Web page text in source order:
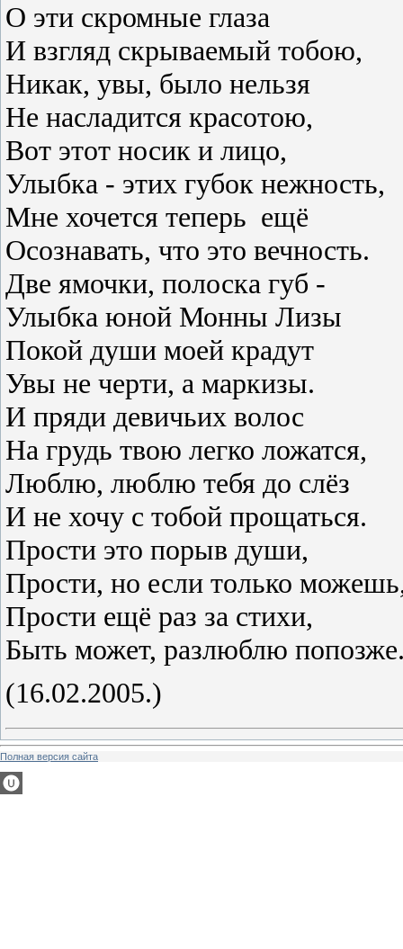
О эти скромные глаза
И взгляд скрываемый тобою,
Никак, увы, было нельзя
Не насладится красотою,
Вот этот носик и лицо,
Улыбка - этих губок нежность,
Мне хочется теперь ещё
Осознавать, что это вечность.
Две ямочки, полоска губ -
Улыбка юной Монны Лизы
Покой души моей крадут
Увы не черти, а маркизы.
И пряди девичьих волос
На грудь твою легко ложатся,
Люблю, люблю тебя до слёз
И не хочу с тобой прощаться.
Прости это порыв души,
Прости, но если только
Прости ещё раз за стихи,
Быть может, разлюблю
(16.02.2005.)
Полная версия сайта